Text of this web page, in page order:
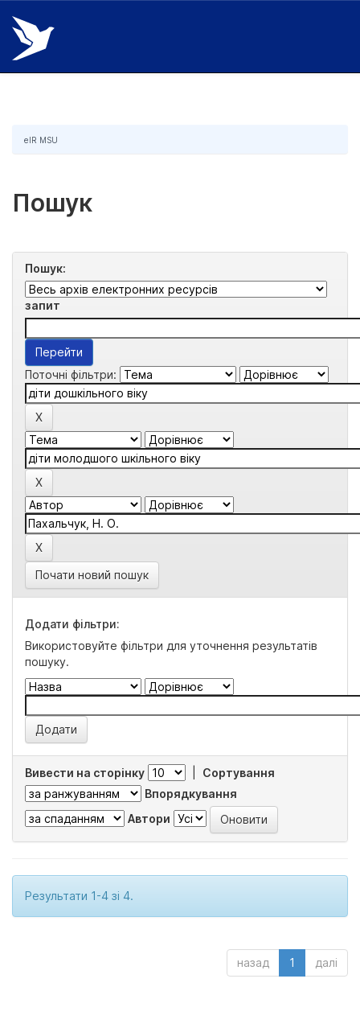
Skip
navigation
eIR MSU
Пошук
Пошук:
запит
Поточні фільтри:
Почати новий пошук
Додати фільтри:
Використовуйте фільтри для уточнення результатів
пошуку.
Вивести на сторінку
Сортування
Впорядкування
Автори
Результати 1-4 зі 4.
назад 1 далі